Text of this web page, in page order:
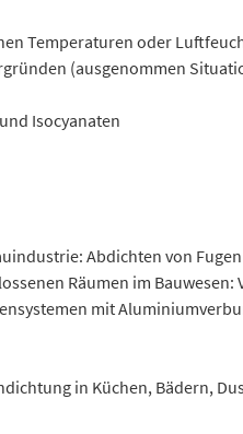
Temperaturen oder
(ausgenommen
Isocyanaten
Abdichten von
Räumen im
mit
in Küchen, Bädern,